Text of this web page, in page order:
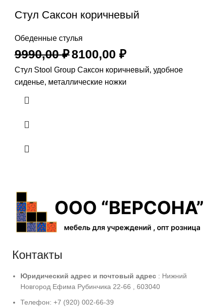
Стул Саксон коричневый
Обеденные стулья
9990,00₽8100,00 ₽
Стул Stool Group Саксон коричневый, удобное
сиденье, металлические ножки
Контакты
Юридический адрес и почтовый адрес : Нижний
Новгород Ефима Рубинчика 22-66 , 603040
Телефон: +7 (920) 002-66-39